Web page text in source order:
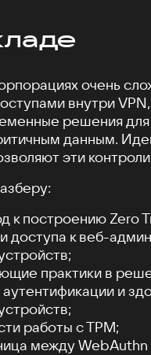
очень
внутри
решения для
данным.
эти
к построению Zero
доступа к веб-
практики в
и
работы c TPM;
между WebAuthn